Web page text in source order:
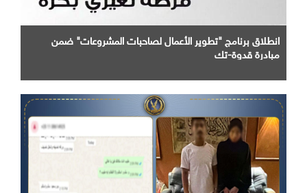
انطلاق برنامج "تطوير الأعمال لصاحبات المشروعات" ضمن
مبادرة قدوة-تك